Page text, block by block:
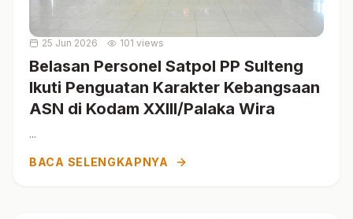
25 Jun 2026 101 views
Belasan Personel Satpol PP Sulteng
Ikuti Penguatan Karakter Kebangsaan
ASN di Kodam XXIII/Palaka Wira
...
BACA SELENGKAPNYA